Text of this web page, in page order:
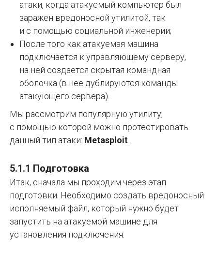
атаки, когда атакуемый компьютер был
заражен вредоносной утилитой, так
и с помощью социальной инженерии;
После того как атакуемая машина
подключается к управляющему серверу,
на ней создается скрытая командная
оболочка (в неё дублируются команды
атакующего сервера).
Мы рассмотрим популярную утилиту,
с помощью которой можно протестировать
данный тип атаки: Metasploit
5.1.1 Подготовка
Итак, сначала мы проходим через этап
подготовки. Необходимо создать вредоносный
исполняемый файл, который нужно будет
запустить на атакуемой машине для
установления подключения.